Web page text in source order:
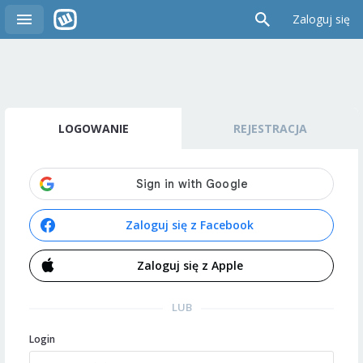
Zaloguj się
LOGOWANIE REJESTRACJA
Zaloguj się z Facebook
Zaloguj się z Apple
LUB
Login